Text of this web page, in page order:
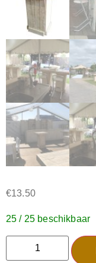
€13.50
25 / 25 beschikbaar